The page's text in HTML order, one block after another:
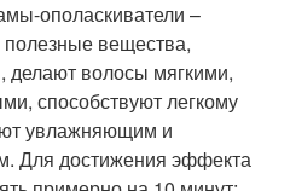
ополаскиватели –
вещества,
делают волосы мягкими,
способствуют легкому
увлажняющим и
Для достижения эффекта